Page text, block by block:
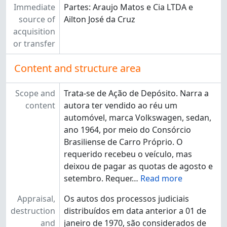
[Subseção] CIRCPAR - Circunscrição Judiciária - Paranoá
[Subseção] CIRCPLA - Circunscrição Judiciária - Planaltina
[Subseção] CIRCRFU - Circunscrição Judiciária - Riacho Fundo
[Subseção] CIRCREM - Circunscrição Judiciária - Recanto das Emas
[Subseção] CIRCSAM - Circunscrição Judiciária - Samambaia
[Subseção] CIRCSOB - Circunscrição Judiciária - Sobradinho
[Subseção] CIRCSMA - Circunscrição Judiciária - Santa Maria
[Subseção] CIRCTAG - Circunscrição Judiciária - Taguatinga
[Seção] 2ª - Área Judicial - 2ª Instância
[Seção] ADM - Área Administrativa
Immediate
source of
acquisition
or transfer
Partes: Araujo Matos e Cia LTDA e
Ailton José da Cruz
Content and structure area
Scope and
content
Trata-se de Ação de Depósito. Narra a
autora ter vendido ao réu um
automóvel, marca Volkswagen, sedan,
ano 1964, por meio do Consórcio
Brasiliense de Carro Próprio. O
requerido recebeu o veículo, mas
deixou de pagar as quotas de agosto e
setembro. Requer… Read more
Appraisal,
destruction
and
Os autos dos processos judiciais
distribuídos em data anterior a 01 de
janeiro de 1970, são considerados de